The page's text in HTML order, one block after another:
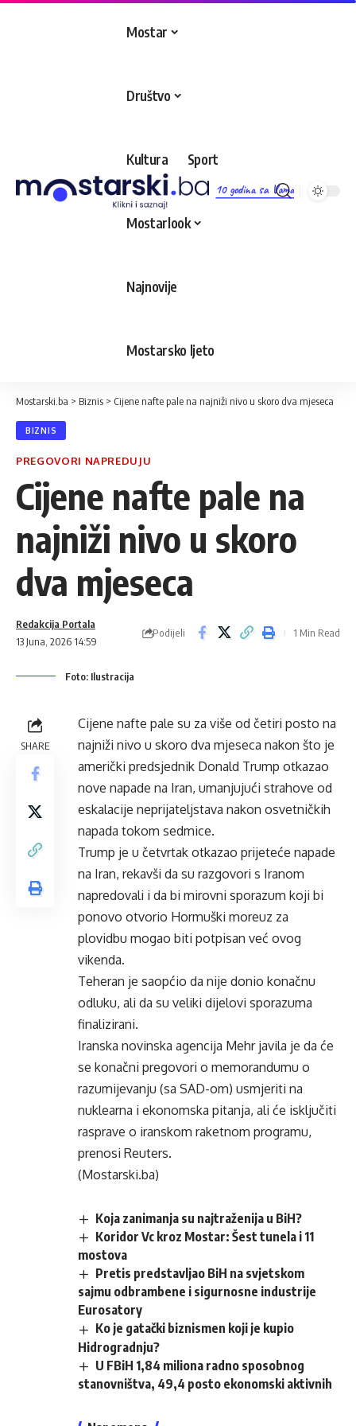
10 godina sa Vama
Mostar
Društvo
Kultura Sport
Mostarlook
Najnovije
Mostarsko ljeto
Mostarski.ba > Biznis > Cijene nafte pale na najniži nivo u skoro dva mjeseca
BIZNIS
PREGOVORI NAPREDUJU
Cijene nafte pale na
najniži nivo u skoro
dva mjeseca
13 Juna, 2026 14:59
Redakcija Portala
Podijeli 1 Min Read
Foto: Ilustracija
SHARE
Cijene nafte pale su za više od četiri posto na
najniži nivo u skoro dva mjeseca nakon što je
američki predsjednik Donald Trump otkazao
nove napade na Iran, umanjujući strahove od
eskalacije neprijateljstava nakon osvetničkih
napada tokom sedmice.
Trump je u četvrtak otkazao prijeteće napade
na Iran, rekavši da su razgovori s Iranom
napredovali i da bi mirovni sporazum koji bi
ponovo otvorio Hormuški moreuz za
plovidbu mogao biti potpisan već ovog
vikenda.
Teheran je saopćio da nije donio konačnu
odluku, ali da su veliki dijelovi sporazuma
finalizirani.
Iranska novinska agencija Mehr javila je da će
se konačni pregovori o memorandumu o
razumijevanju (sa SAD-om) usmjeriti na
nuklearna i ekonomska pitanja, ali će isključiti
rasprave o iranskom raketnom programu,
prenosi Reuters.
(Mostarski.ba)
Koja zanimanja su najtraženija u BiH?
Koridor Vc kroz Mostar: Šest tunela i 11
mostova
Pretis predstavljao BiH na svjetskom
sajmu odbrambene i sigurnosne industrije
Eurosatory
Ko je gatački biznismen koji je kupio
Hidrogradnju?
U FBiH 1,84 miliona radno sposobnog
stanovništva, 49,4 posto ekonomski aktivnih